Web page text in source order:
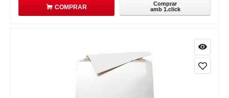
COMPRAR
Comprar
amb 1.click